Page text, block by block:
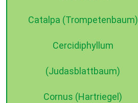
Catalpa (Trompetenbaum)
Cercidiphyllum
(Judasblattbaum)
Cornus (Hartriegel)